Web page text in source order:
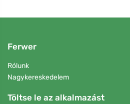
Ferwer
Rólunk
Nagykereskedelem
Töltse le az alkalmazást